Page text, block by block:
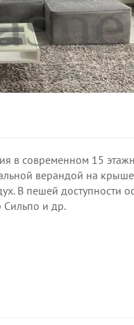
в современном 15
верандой на
В пешей доступности
Сильпо и др.